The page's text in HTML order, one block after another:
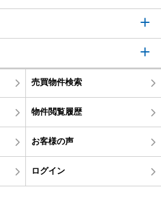
売買物件検索
物件閲覧履歴
お客様の声
ログイン